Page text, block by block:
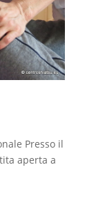
Presso il
aperta a